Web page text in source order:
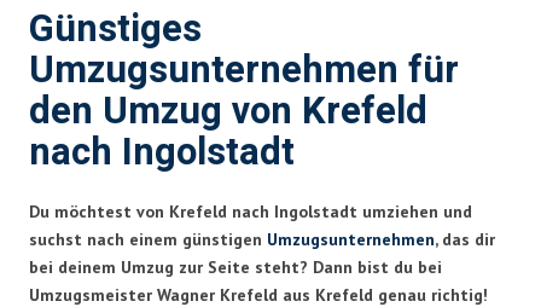
Günstiges
Umzugsunternehmen für
den Umzug von Krefeld
nach Ingolstadt
Du möchtest von Krefeld nach Ingolstadt umziehen und
suchst nach einem günstigen Umzugsunternehmen, das dir
bei deinem Umzug zur Seite steht? Dann bist du bei
Umzugsmeister Wagner Krefeld aus Krefeld genau richtig!